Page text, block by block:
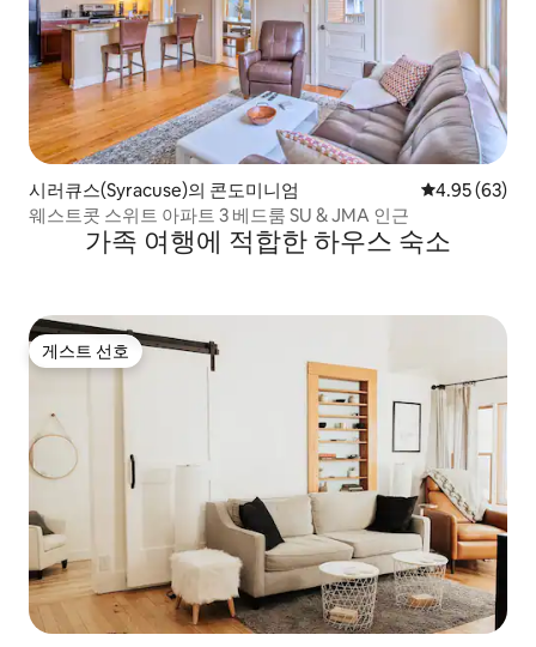
시러큐스(Syracuse)의 콘도미니엄 평점 4.95점(5
4.95 (63)
웨스트콧 스위트 아파트 3 베드룸 SU & JMA 인근
가족 여행에 적합한 하우스 숙소
게스트 선호
게스트 선호